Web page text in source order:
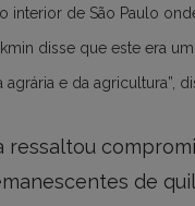
interior de São Paulo
disse que este era
e da agricultura”,
ressaltou
de